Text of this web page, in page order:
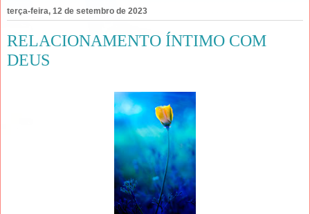
terça-feira, 12 de setembro de 2023
RELACIONAMENTO ÍNTIMO COM
DEUS